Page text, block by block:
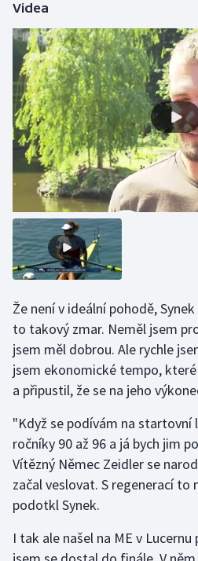
Olympijské hry
Parasport
Plavání
Plážový volejbal
Ragby
Rychlobruslení
Rychlostní kanoistika
Short track
Sportovní střelba
Stolní tenis
Triatlon
Veslování
Vodní slalom
Volejbal
Ostatní
Videa
Že není v ideální pohodě,
to takový zmar. Neměl jsem
jsem měl dobrou. Ale rychle
jsem ekonomické tempo,
a připustil, že se na jeho
"Když se podívám na startovní
ročníky 90 až 96 a já bych jim
Vítězný Němec Zeidler se
začal veslovat. S regenerací to
podotkl Synek.
I tak ale našel na ME v